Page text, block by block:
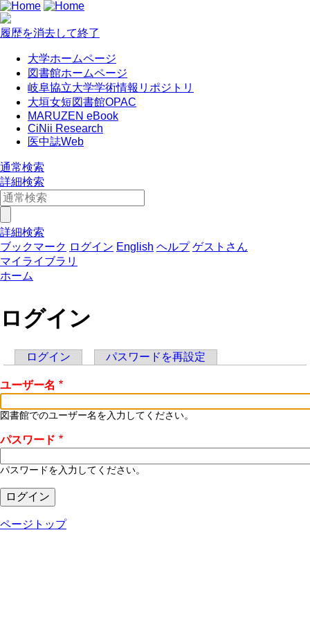
履歴を消去して終了
大学ホームページ
図書館ホームページ
岐阜協立大学学術情報リポジトリ
大垣女短図書館OPAC
MARUZEN eBook
CiNii Research
医中誌Web
通常検索
詳細検索
詳細検索
ブックマーク ログイン English ヘルプ ゲストさん
マイライブラリ
ホーム
ログイン
ラ
イ
マ
リ
ー
タ
ブ
ログイン (アクティブなタブ)
パスワードを再設定
ユーザー名
図書館でのユーザー名を入力してください。
パスワード
パスワードを入力してください。
ページトップ